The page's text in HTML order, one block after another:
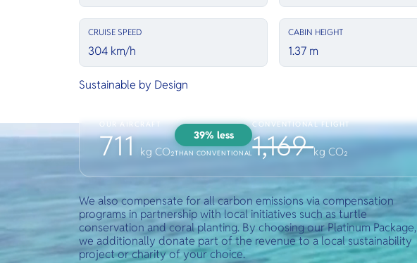
CRUISE SPEED
304 km/h
CABIN HEIGHT
1.37 m
Sustainable by Design
OUR AIRCRAFT
711kg CO₂
39% less
THAN CONVENTIONAL
CONVENTIONAL FLIGHT
1,169kg CO₂
We also compensate for all carbon emissions via compensation
programs in partnership with local initiatives such as turtle
conservation and coral planting. By choosing our Platinum Package,
we additionally donate part of the revenue to a local sustainability
project or charity of your choice.